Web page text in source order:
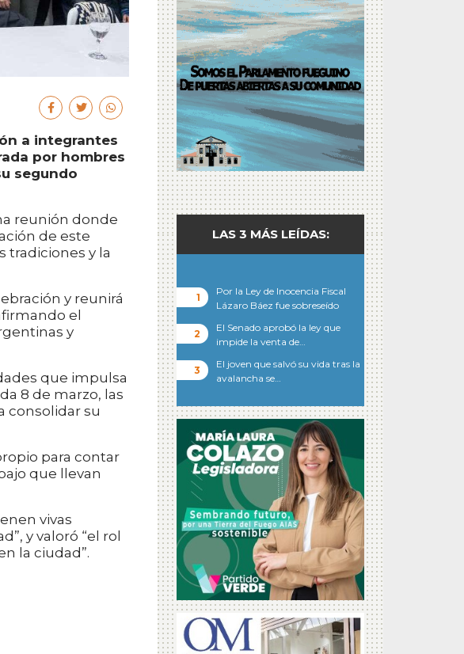
a integrantes
por hombres
segundo
reunión donde
de este
tradiciones y la
y reunirá
el
y
que impulsa
8 de marzo, las
consolidar su
para contar
que llevan
vivas
y valoró “el rol
la ciudad”.
LAS 3 MÁS LEÍDAS:
Por la Ley de Inocencia Fiscal
Lázaro Báez fue sobreseído
El Senado aprobó la ley que
impide la venta de…
El joven que salvó su vida tras la
avalancha se…